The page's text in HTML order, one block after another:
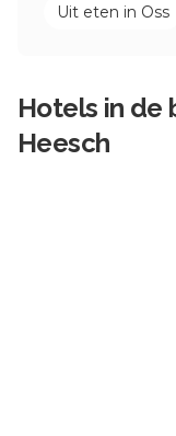
Uit eten in Oss
Hotels in de
Heesch